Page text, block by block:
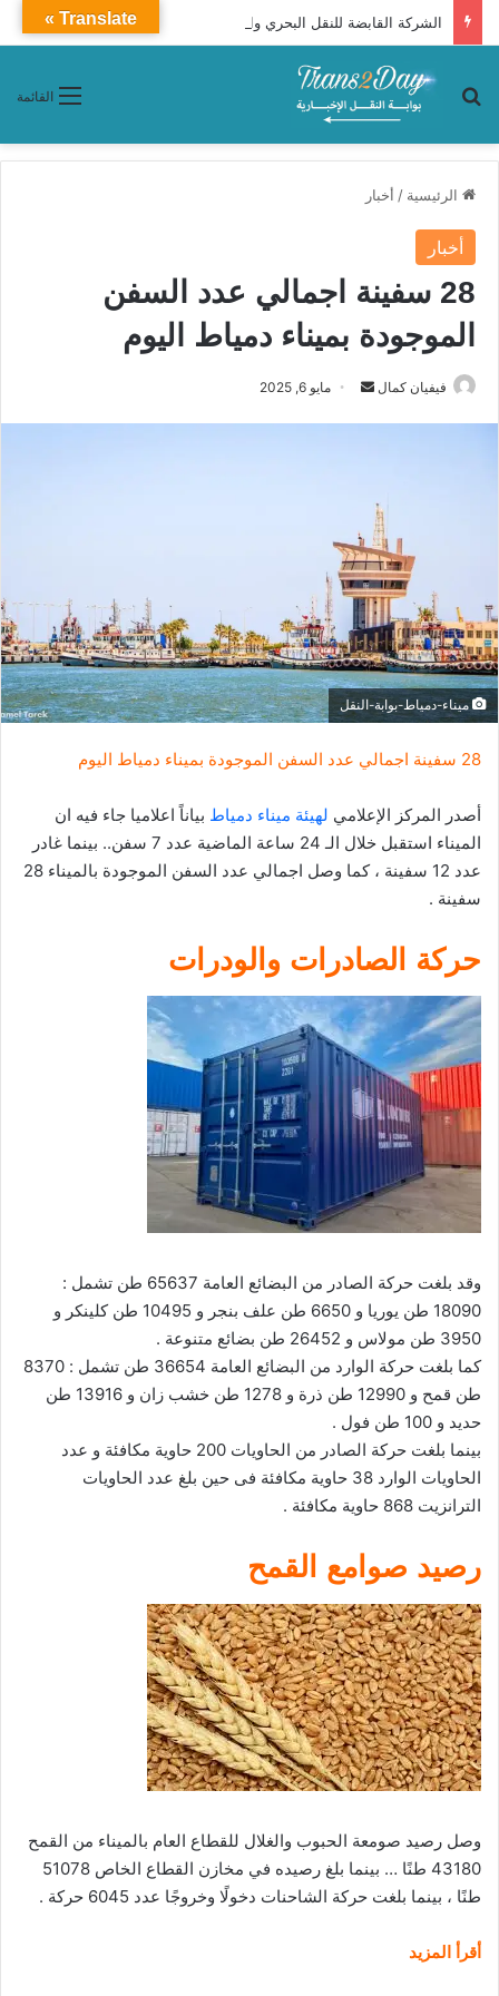
الشركة القابضة للنقل البحري والبري تعلن إتاحة حجز رحلات شركات نقل الركاب التابعة لها إلكترونيًا عبر تطبيق «سهل»
القائمة بحث عن
الرئيسية / أخبار
أخبار
28 سفينة اجمالي عدد السفن
الموجودة بميناء دمياط اليوم
فيفيان كمال
ي
د
ا
إ
ل
ك
ت
و
ي
ا
مايو 6, 2025
ميناء-دمياط-بوابة-النقل
28 سفينة اجمالي عدد السفن الموجودة بميناء دمياط اليوم
أصدر المركز الإعلامي لهيئة ميناء دمياط بياناً اعلاميا جاء فيه ان
الميناء استقبل خلال الـ 24 ساعة الماضية عدد 7 سفن.. بينما غادر
عدد 12 سفينة ، كما وصل اجمالي عدد السفن الموجودة بالميناء 28
سفينة .
حركة الصادرات والودرات
وقد بلغت حركة الصادر من البضائع العامة 65637 طن تشمل :
18090 طن يوريا و 6650 طن علف بنجر و 10495 طن كلينكر و
3950 طن مولاس و 26452 طن بضائع متنوعة .
كما بلغت حركة الوارد من البضائع العامة 36654 طن تشمل : 8370
طن قمح و 12990 طن ذرة و 1278 طن خشب زان و 13916 طن
حديد و 100 طن فول .
بينما بلغت حركة الصادر من الحاويات 200 حاوية مكافئة و عدد
الحاويات الوارد 38 حاوية مكافئة فى حين بلغ عدد الحاويات
الترانزيت 868 حاوية مكافئة .
رصيد صوامع القمح
وصل رصيد صومعة الحبوب والغلال للقطاع العام بالميناء من القمح
43180 طنًا … بينما بلغ رصيده في مخازن القطاع الخاص 51078
طنًا ، بينما بلغت حركة الشاحنات دخولًا وخروجًا عدد 6045 حركة .
أقرأ المزيد
Translate »